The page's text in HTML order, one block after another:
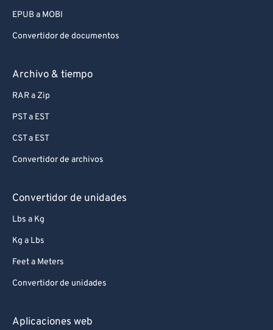
EPUB a MOBI
Convertidor de documentos
Archivo & tiempo
RAR a Zip
PST a EST
CST a EST
Convertidor de archivos
Convertidor de unidades
Lbs a Kg
Kg a Lbs
Feet a Meters
Convertidor de unidades
Aplicaciones web